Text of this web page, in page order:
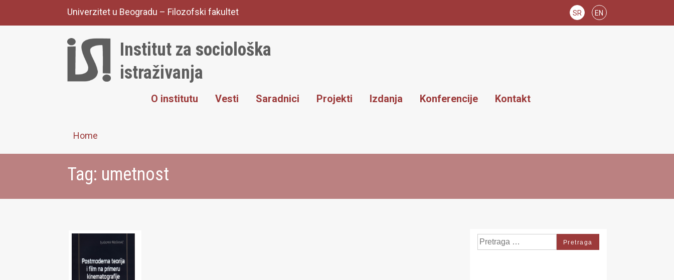
Univerzitet u Beogradu – Filozofski fakultet SR EN
Institut za sociološka
istraživanja
O institutu Vesti Saradnici Projekti Izdanja Konferencije Kontakt
Home
Tag: umetnost
Search
for: